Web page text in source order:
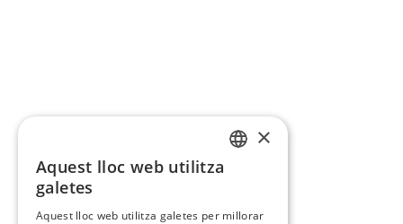
×
Aquest lloc web utilitza
galetes
Aquest lloc web utilitza galetes per millorar